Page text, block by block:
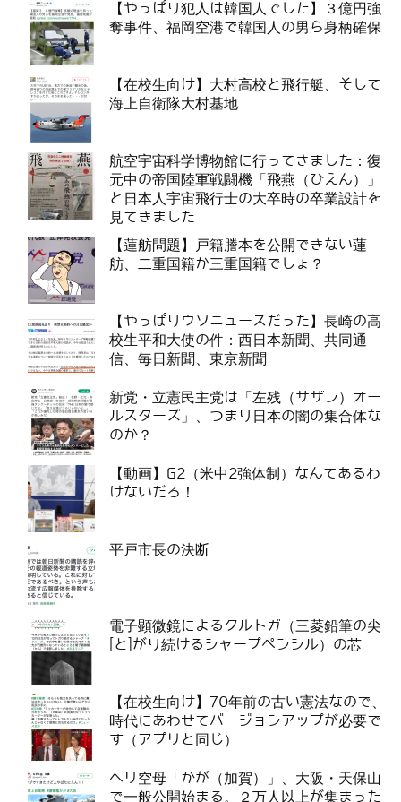
【やっぱり犯人は韓国人でした】３億円強
奪事件、福岡空港で韓国人の男ら身柄確保
【在校生向け】大村高校と飛行艇、そして
海上自衛隊大村基地
航空宇宙科学博物館に行ってきました：復
元中の帝国陸軍戦闘機「飛燕（ひえん）」
と日本人宇宙飛行士の大卒時の卒業設計を
見てきました
【蓮舫問題】戸籍謄本を公開できない蓮
舫、二重国籍か三重国籍でしょ？
【やっぱりウソニュースだった】長崎の高
校生平和大使の件：西日本新聞、共同通
信、毎日新聞、東京新聞
新党・立憲民主党は「左残（サザン）オー
ルスターズ」、つまり日本の闇の集合体な
のか？
【動画】G2（米中2強体制）なんてあるわ
けないだろ！
平戸市長の決断
電子顕微鏡によるクルトガ（三菱鉛筆の尖
[と]がり続けるシャープペンシル）の芯
【在校生向け】70年前の古い憲法なので、
時代にあわせてバージョンアップが必要で
す（アプリと同じ）
ヘリ空母「かが（加賀）」、大阪・天保山
で一般公開始まる。２万人以上が集まった